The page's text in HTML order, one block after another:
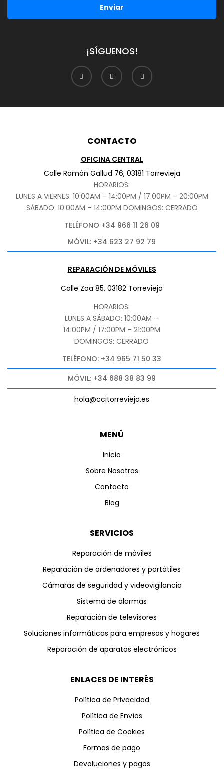
Enviar
¡SÍGUENOS!
MENÚ
Inicio
Sobre Nosotros
Contacto
Blog
SERVICIOS
Reparación de móviles
Reparación de ordenadores y portátiles
Cámaras de seguridad y videovigilancia
Sistema de alarmas
Reparación de televisores
Soluciones informáticas para empresas y hogares
Reparación de aparatos electrónicos
ENLACES DE INTERÉS
Política de Privacidad
Política de Envíos
Política de Cookies
Formas de pago
Devoluciones y pagos
CONTACTO
OFICINA CENTRAL
Calle Ramón Gallud 76, 03181 Torrevieja
HORARIOS:
LUNES A VIERNES: 10:00AM – 14:00PM / 17:00PM – 20:00PM
SÁBADO: 10:00AM – 14:00PM DOMINGOS: CERRADO
TELÉFONO +34 966 11 26 09
MÓVIL: +34 623 27 92 79
REPARACIÓN DE MÓVILES
Calle Zoa 85, 03182 Torrevieja
HORARIOS:
LUNES A SÁBADO: 10:00AM –
14:00PM / 17:00PM – 21:00PM
DOMINGOS: CERRADO
TELÉFONO: +34 965 71 50 33
MÓVIL: +34 688 38 83 99
hola@ccitorrevieja.es